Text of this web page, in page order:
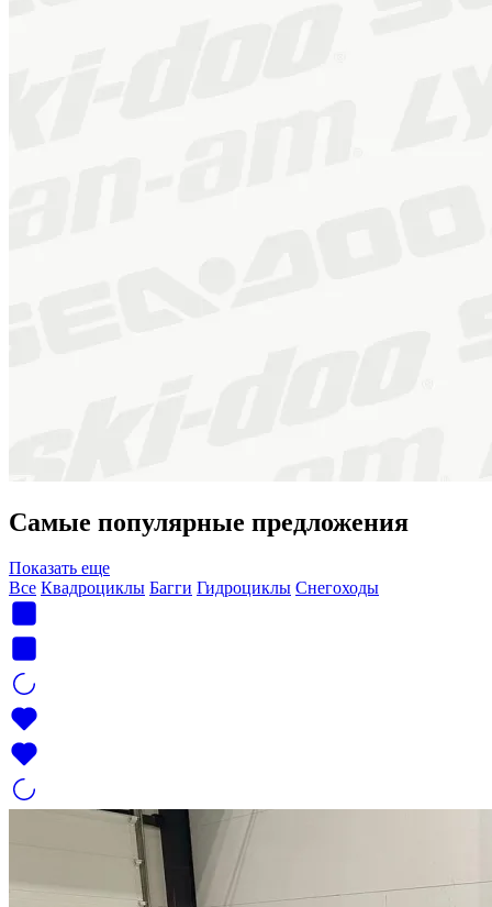
Самые популярные предложения
Показать еще
Все Квадроциклы Багги Гидроциклы Снегоходы